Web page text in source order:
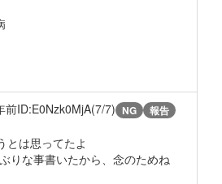
前ID:E0Nzk0MjA(7/7) NG 報告
とは思ってたよ
りな事書いたから、念のためね